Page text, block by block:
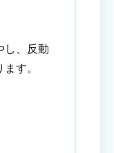
し、反動
す。